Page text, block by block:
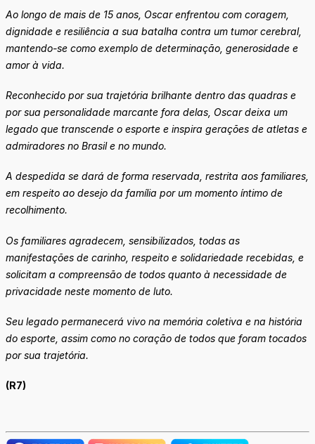
Ao longo de mais de 15 anos, Oscar enfrentou com coragem,
dignidade e resiliência a sua batalha contra um tumor cerebral,
mantendo-se como exemplo de determinação, generosidade e
amor à vida.
Reconhecido por sua trajetória brilhante dentro das quadras e
por sua personalidade marcante fora delas, Oscar deixa um
legado que transcende o esporte e inspira gerações de atletas e
admiradores no Brasil e no mundo.
A despedida se dará de forma reservada, restrita aos familiares,
em respeito ao desejo da família por um momento íntimo de
recolhimento.
Os familiares agradecem, sensibilizados, todas as
manifestações de carinho, respeito e solidariedade recebidas, e
solicitam a compreensão de todos quanto à necessidade de
privacidade neste momento de luto.
Seu legado permanecerá vivo na memória coletiva e na história
do esporte, assim como no coração de todos que foram tocados
por sua trajetória.
(R7)